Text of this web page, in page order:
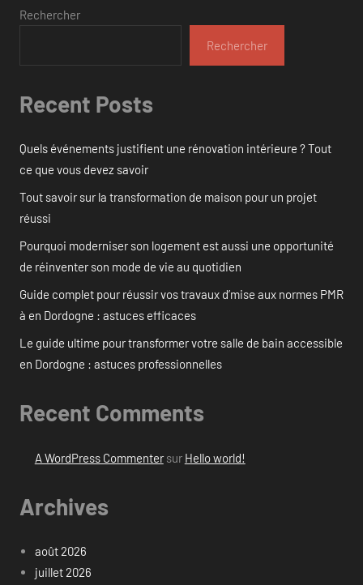
Rechercher
Rechercher
Recent Posts
Quels événements justifient une rénovation intérieure ? Tout
ce que vous devez savoir
Tout savoir sur la transformation de maison pour un projet
réussi
Pourquoi moderniser son logement est aussi une opportunité
de réinventer son mode de vie au quotidien
Guide complet pour réussir vos travaux d’mise aux normes PMR
à en Dordogne : astuces efficaces
Le guide ultime pour transformer votre salle de bain accessible
en Dordogne : astuces professionnelles
Recent Comments
A WordPress Commentersur Hello world!
Archives
août 2026
juillet 2026